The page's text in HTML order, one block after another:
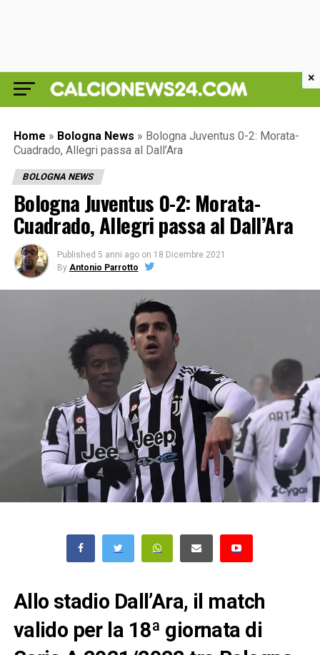
Home » Bologna News » Bologna Juventus 0-2: Morata-
Cuadrado, Allegri passa al Dall’Ara
BOLOGNA NEWS
Bologna Juventus 0-2: Morata-
Cuadrado, Allegri passa al Dall’Ara
Published 5 anni ago on 18 Dicembre 2021
By Antonio Parrotto
Allo stadio Dall’Ara, il match
valido per la 18ª giornata di
×